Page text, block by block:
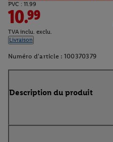
PVC : 11.99
10.99
TVA inclu. exclu.
Livraison
Numéro d'article : 100370379
Description du produit